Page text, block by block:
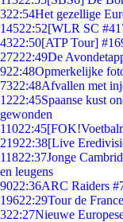
322:54Het gezellige
14522:52[WLR SC
4322:50[ATP Tour]
27222:49De
922:48Opmerkelijke
7322:48Afvallen met
1222:45Spaanse kust
gewonden
11022:45
21922:38[Live
11822:37Jonge
en leugens
9022:36ARC Raiders
19622:29Tour de
322:27Nieuwe